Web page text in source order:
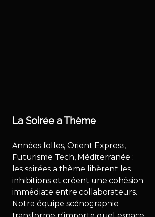
La Soirée a Thème
Années folles, Orient Express,
Futurisme Tech, Méditerranée :
les soirées a thème libèrent les
inhibitions et créent une cohésion
immédiate entre collaborateurs.
Notre équipe scénographie